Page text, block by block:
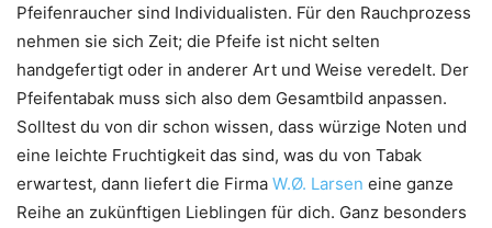
Pfeifenraucher sind Individualisten. Für den Rauchprozess
nehmen sie sich Zeit; die Pfeife ist nicht selten
handgefertigt oder in anderer Art und Weise veredelt. Der
Pfeifentabak muss sich also dem Gesamtbild anpassen.
Solltest du von dir schon wissen, dass würzige Noten und
eine leichte Fruchtigkeit das sind, was du von Tabak
erwartest, dann liefert die Firma W.Ø. Larsen eine ganze
Reihe an zukünftigen Lieblingen für dich. Ganz besonders